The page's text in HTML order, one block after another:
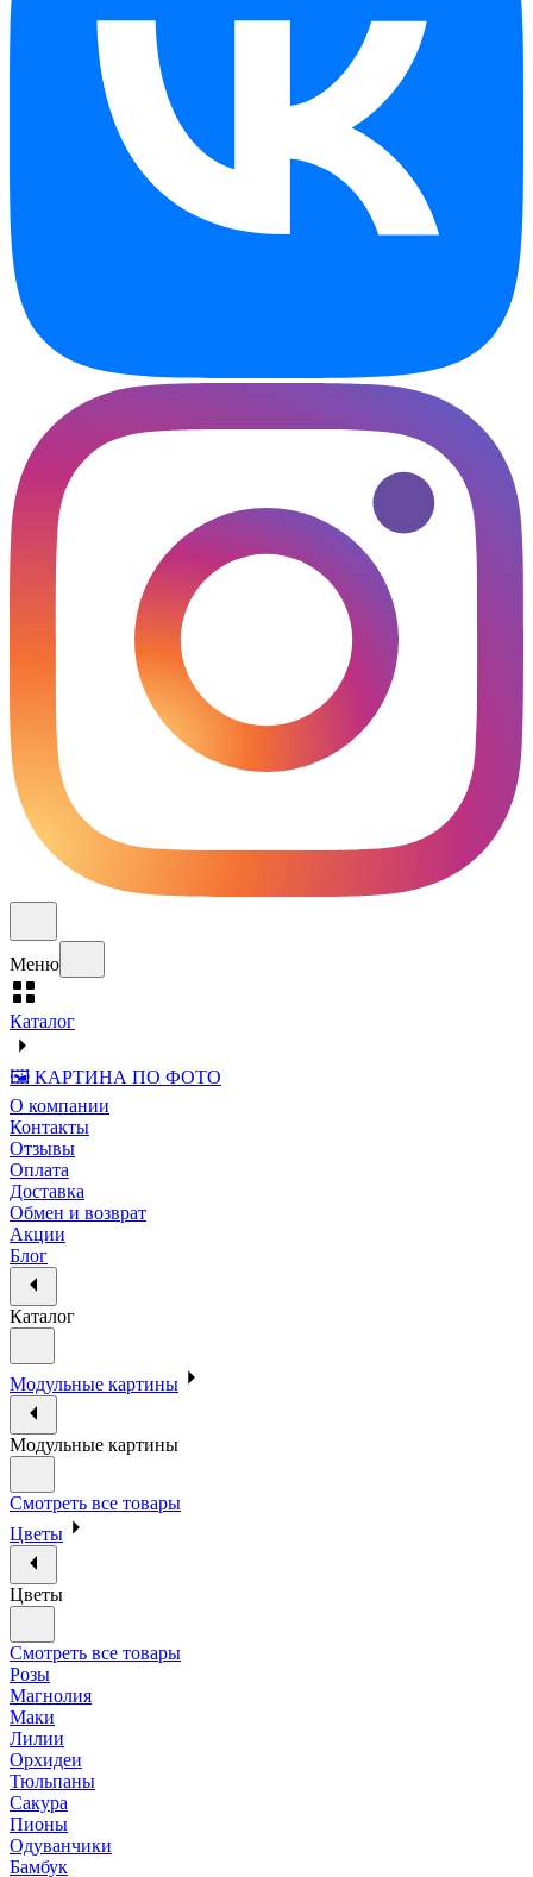
Меню
Каталог
🖼️ КАРТИНА ПО ФОТО
О компании
Контакты
Отзывы
Оплата
Доставка
Обмен и возврат
Акции
Блог
Каталог
Модульные картины
Модульные картины
Смотреть все товары
Цветы
Цветы
Смотреть все товары
Розы
Магнолия
Маки
Лилии
Орхидеи
Тюльпаны
Сакура
Пионы
Одуванчики
Бамбук